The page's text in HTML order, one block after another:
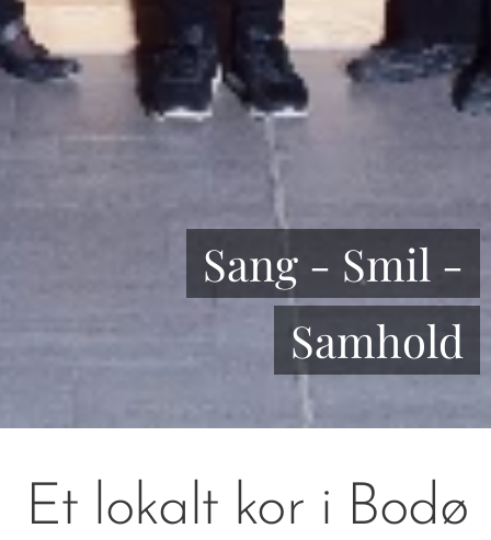
Sang - Smil -
Samhold
Et lokalt kor i Bodø